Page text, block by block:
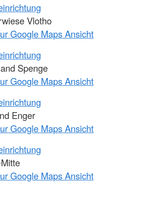
Vlotho
Google Maps Ansicht
Spenge
Google Maps Ansicht
Enger
Google Maps Ansicht
Google Maps Ansicht